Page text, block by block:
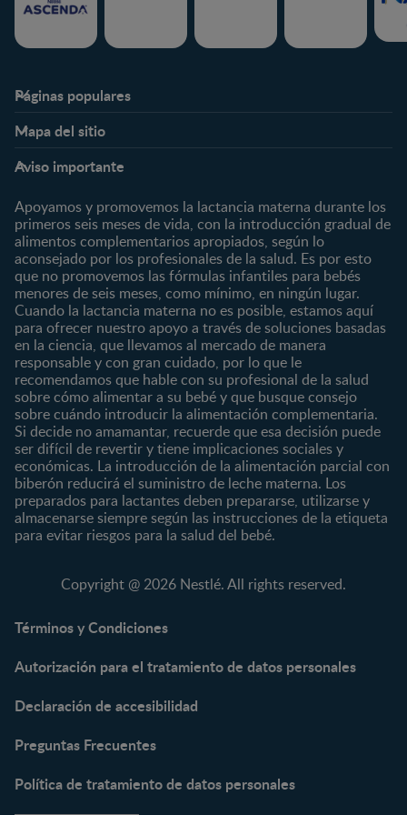
Páginas populares
Expertos en Nutrición
Preguntas Frecuentes
¿Quiénes somos?
Marcas y productos
Nuestros Productos
Nuestras Marcas
Mapa del sitio
Preconcepción
Embarazo
Posparto
0 a 4 meses
4 a 6 meses
6 a 8 meses
8 a 12 meses
12 a 24 meses
Desde 2 años
Preescolar
Escolar
Nutrición
Salud
Maternidad
Paternidad
Vida en familia
Marcas
CERELAC®
GERBER®
KLIM®
NAN® 3
NAN® Optipro® 3
NAN® Supreme 3
NESTUM®
NESCARE®
Productos
Cereales Infantiles
Compotas y galletas
Fórmulas Infantiles
Vitaminas y Suplementos
Herramientas
Aviso importante
Apoyamos y promovemos la lactancia materna durante los
primeros seis meses de vida, con la introducción gradual de
alimentos complementarios apropiados, según lo
aconsejado por los profesionales de la salud. Es por esto
que no promovemos las fórmulas infantiles para bebés
menores de seis meses, como mínimo, en ningún lugar.
Cuando la lactancia materna no es posible, estamos aquí
para ofrecer nuestro apoyo a través de soluciones basadas
en la ciencia, que llevamos al mercado de manera
responsable y con gran cuidado, por lo que le
recomendamos que hable con su profesional de la salud
sobre cómo alimentar a su bebé y que busque consejo
sobre cuándo introducir la alimentación complementaria.
Si decide no amamantar, recuerde que esa decisión puede
ser difícil de revertir y tiene implicaciones sociales y
económicas. La introducción de la alimentación parcial con
biberón reducirá el suministro de leche materna. Los
preparados para lactantes deben prepararse, utilizarse y
almacenarse siempre según las instrucciones de la etiqueta
para evitar riesgos para la salud del bebé.
Copyright @ 2026 Nestlé. All rights reserved.
Términos y Condiciones
Autorización para el tratamiento de datos personales
Declaración de accesibilidad
Preguntas Frecuentes
Política de tratamiento de datos personales